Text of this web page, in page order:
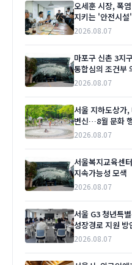
오세훈 시장, 폭
지키는 '안전시설
2026.08.07
마포구 신촌 3지
통합심의 조건부
2026.08.07
서울 지하도상가
변신…8월 문화
2026.08.07
서울복지교육센
지속가능성 모색
2026.08.07
서울 G3 청년특
성장경로 지원 방
2026.08.07